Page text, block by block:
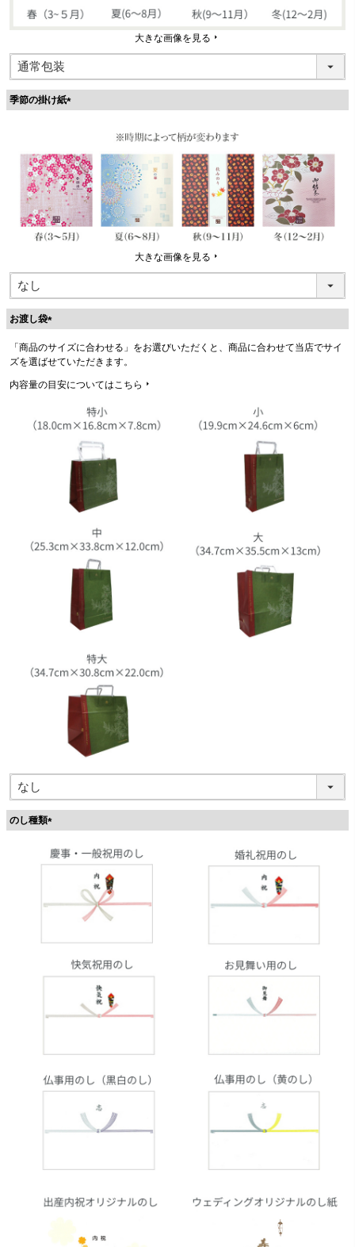
大きな画像を見る
季節の掛け紙
)
大きな画像を見る
お渡し袋
必
須
)
「商品のサイズに合わせる」をお選びいただくと、商品に合わせて当店でサイ
ズを選ばせていただきます。
内容量の目安についてはこちら
のし種類
必
須